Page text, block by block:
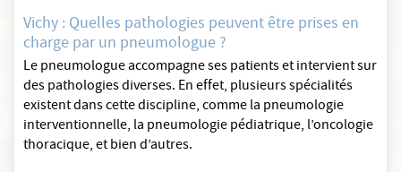
Vichy : Quelles pathologies peuvent être prises en
charge par un pneumologue ?
Le pneumologue accompagne ses patients et intervient sur
des pathologies diverses. En effet, plusieurs spécialités
existent dans cette discipline, comme la pneumologie
interventionnelle, la pneumologie pédiatrique, l’oncologie
thoracique, et bien d’autres.